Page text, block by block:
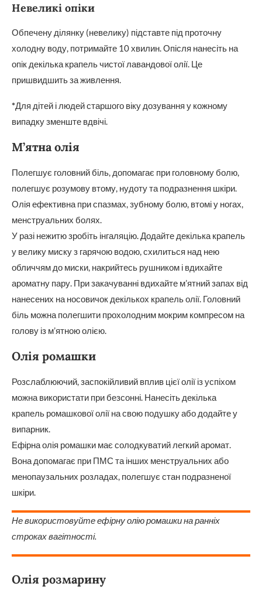
Невеликі опіки
Обпечену ділянку (невелику) підставте під проточну
холодну воду, потримайте 10 хвилин. Опісля нанесіть на
опік декілька крапель чистої лавандової олії. Це
пришвидшить за живлення.
*Для дітей і людей старшого віку дозування у кожному
випадку зменште вдвічі.
М’ятна олія
Полегшує головний біль, допомагає при головному болю,
полегшує розумову втому, нудоту та подразнення шкіри.
Олія ефективна при спазмах, зубному болю, втомі у ногах,
менструальних болях.
У разі нежитю зробіть інгаляцію. Додайте декілька крапель
у велику миску з гарячою водою, схилиться над нею
обличчям до миски, накрийтесь рушником і вдихайте
ароматну пару. При закачуванні вдихайте м’ятний запах від
нанесених на носовичок декількох крапель олії. Головний
біль можна полегшити прохолодним мокрим компресом на
голову із м’ятною олією.
Олія ромашки
Розслаблюючий, заспокійливий вплив цієї олії із успіхом
можна використати при безсонні. Нанесіть декілька
крапель ромашкової олії на свою подушку або додайте у
випарник.
Ефірна олія ромашки має солодкуватий легкий аромат.
Вона допомагає при ПМС та інших менструальних або
менопаузальних розладах, полегшує стан подразненої
шкіри.
Не використовуйте ефірну олію ромашки на ранніх
строках вагітності.
Олія розмарину